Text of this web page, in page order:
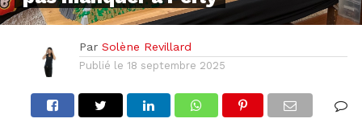
Par Solène Revillard
Publié le 18 septembre 2025